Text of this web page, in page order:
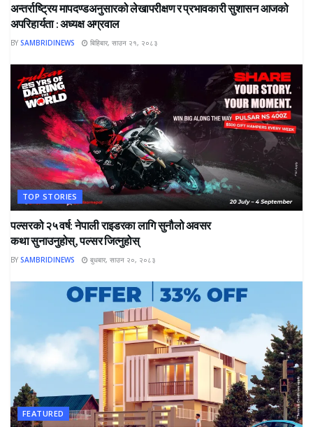
अन्तर्राष्ट्रिय मापदण्डअनुसारको लेखापरीक्षण र प्रभावकारी सुशासन आजको
अपरिहार्यता : अध्यक्ष अग्रवाल
BY SAMBRIDINEWS बिहिबार, साउन २१, २०८३
TOP STORIES
पल्सरको २५ वर्ष: नेपाली राइडरका लागि सुनौलो अवसर
कथा सुनाउनुहोस्, पल्सर जित्नुहोस्
BY SAMBRIDINEWS बुधबार, साउन २०, २०८३
FEATURED